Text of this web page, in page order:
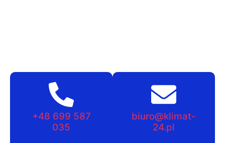
+48 699 587
035
biuro@klimat-
24.pl